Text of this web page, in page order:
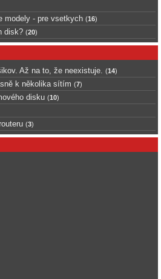
modely - pre vsetkych (16)
disk? (20)
Až na to, že neexistuje. (14)
k několika sítím (7)
disku (10)
(3)